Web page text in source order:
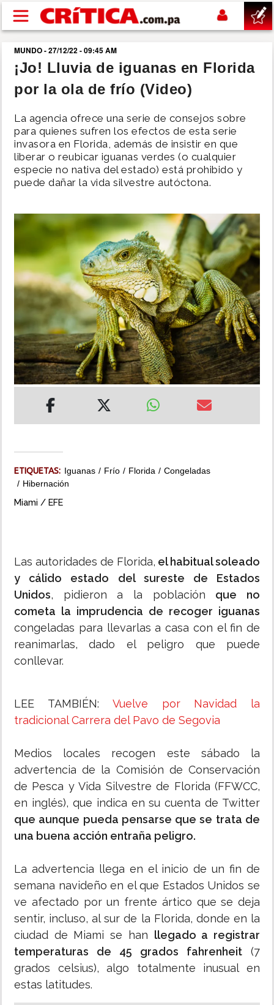
Pasar al contenido principal
buscar
SUCESOS
NACIONAL
POLÍTICA
DEPORTES
MUNDO
INSÓLITAS
MULTIMEDIA
IMPRESO
MUNDO - 27/12/22 - 09:45 AM
¡Jo! Lluvia de iguanas en Florida
por la ola de frío (Video)
La agencia ofrece una serie de consejos sobre
para quienes sufren los efectos de esta serie
invasora en Florida, además de insistir en que
liberar o reubicar iguanas verdes (o cualquier
especie no nativa del estado) está prohibido y
puede dañar la vida silvestre autóctona.
ETIQUETAS: Iguanas Frío Florida
Congeladas
Hibernación
Miami / EFE
Las autoridades de Florida, el habitual soleado
y cálido estado del sureste de Estados
Unidos, pidieron a la población que no
cometa la imprudencia de recoger iguanas
congeladas para llevarlas a casa con el fin de
reanimarlas, dado el peligro que puede
conllevar.
LEE TAMBIÉN:Vuelve por Navidad la
tradicional Carrera del Pavo de Segovia
Medios locales recogen este sábado la
advertencia de la Comisión de Conservación
de Pesca y Vida Silvestre de Florida (FFWCC,
en inglés), que indica en su cuenta de Twitter
que aunque pueda pensarse que se trata de
una buena acción entraña peligro.
La advertencia llega en el inicio de un fin de
semana navideño en el que Estados Unidos se
ve afectado por un frente ártico que se deja
sentir, incluso, al sur de la Florida, donde en la
ciudad de Miami se han llegado a registrar
temperaturas de 45 grados fahrenheit (7
grados celsius), algo totalmente inusual en
estas latitudes.